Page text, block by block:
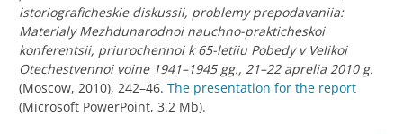
istoriograficheskie diskussii, problemy prepodavaniia:
Materialy Mezhdunarodnoi nauchno-prakticheskoi
konferentsii, priurochennoi k 65-letiiu Pobedy v Velikoi
Otechestvennoi voine 1941–1945 gg., 21–22 aprelia 2010 g.
(Moscow, 2010), 242–46. The presentation for the report
(Microsoft PowerPoint, 3.2 Mb).